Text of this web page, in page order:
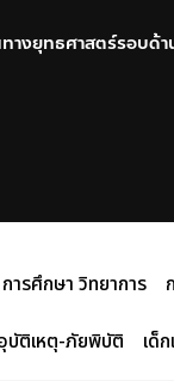
างยุทธศาสตร์รอบด้
การศึกษา วิทยาการ
บัติเหตุ-ภัยพิบัติ เด็